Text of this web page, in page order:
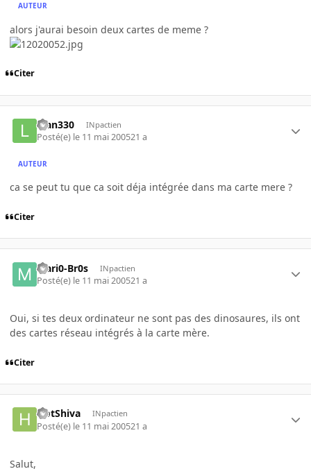
AUTEUR
alors j'aurai besoin deux cartes de meme ?
Citer
luan330 INpactien
Posté(e) le 11 mai 200521 a
AUTEUR
ca se peut tu que ca soit déja intégrée dans ma carte mere ?
Citer
Mari0-Br0s INpactien
Posté(e) le 11 mai 200521 a
Oui, si tes deux ordinateur ne sont pas des dinosaures, ils ont
des cartes réseau intégrés à la carte mère.
Citer
HotShiva INpactien
Posté(e) le 11 mai 200521 a
Salut,